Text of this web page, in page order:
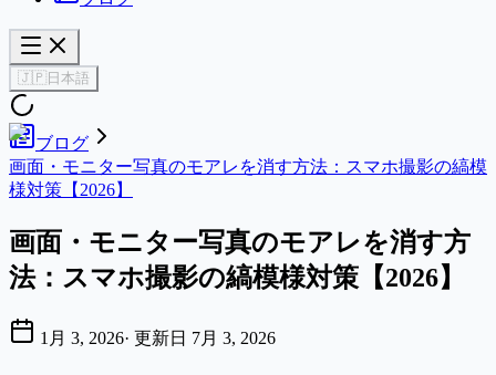
🇯🇵 日本語
ブログ
画面・モニター写真のモアレを消す方法：スマホ撮影の縞模
様対策【2026】
画面・モニター写真のモアレを消す方
法：スマホ撮影の縞模様対策【2026】
1月 3, 2026· 更新日 7月 3, 2026